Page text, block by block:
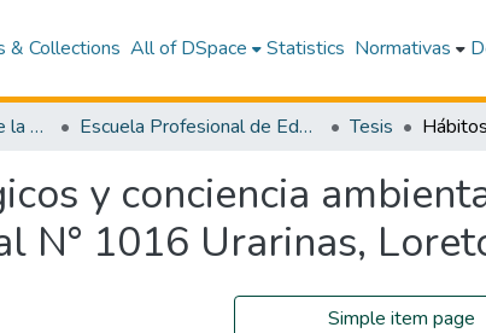
& Collections All of DSpace Statistics Normativas
Facultad de Ciencias de la Educación y Humanidades Escuela Profesional de Educación Inicial Tesis
y conciencia
N° 1016 Urarinas,
Simple item page